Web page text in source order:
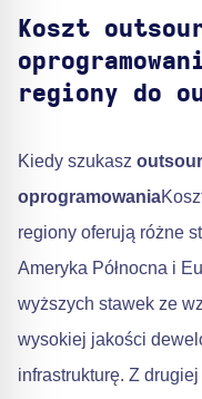
Koszt
regiony do
Kiedy szukasz
oprogramowania
regiony oferują różne
Ameryka Północna i
wyższych stawek ze
wysokiej jakości
infrastrukturę. Z